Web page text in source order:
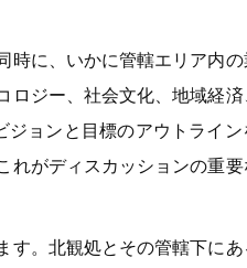
時に、いかに管轄エリア内
ロジー、社会文化、地域経
ョンと目標のアウトライ
れがディスカッションの重
す。北観処とその管轄下に